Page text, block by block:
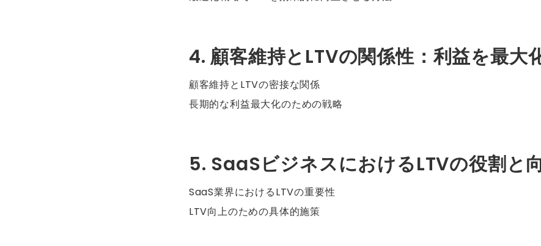
4. 顧客維持とLTVの関係性：利益を最大
顧客維持とLTVの密接な関係
長期的な利益最大化のための戦略
5. SaaSビジネスにおけるLTVの役割と
SaaS業界におけるLTVの重要性
LTV向上のための具体的施策